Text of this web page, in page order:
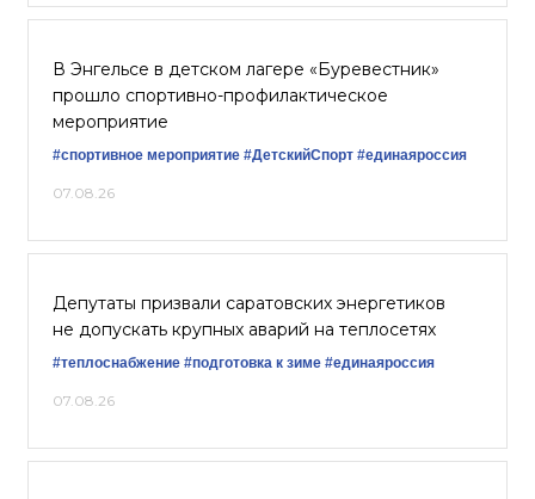
В Энгельсе в детском лагере «Буревестник»
прошло спортивно-профилактическое
мероприятие
#спортивное мероприятие #ДетскийСпорт #единаяроссия
07.08.26
Депутаты призвали саратовских энергетиков
не допускать крупных аварий на теплосетях
#теплоснабжение #подготовка к зиме #единаяроссия
07.08.26